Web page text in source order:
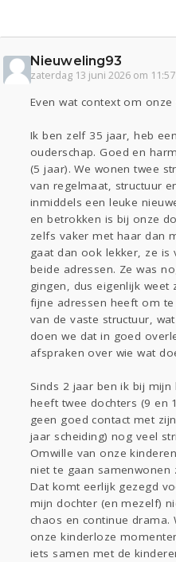
Nieuweling93
zaterdag 13 juni 2026 om 11:57
Even wat context om
Ik ben zelf 35 jaar, heb
ouderschap. Goed en
(5 jaar). We wonen twee
van regelmaat, structuur
inmiddels een leuke
en betrokken is bij onze
zelfs vaker met haar dan
gaat dan ook lekker, ze is
beide adressen. Ze was
gingen, dus eigenlijk weet
fijne adressen heeft om
van de vaste structuur,
doen we dat in goed
afspraken over wie wat
Sinds 2 jaar ben ik bij
heeft twee dochters (9 en
geen goed contact met
jaar scheiding) nog veel
Omwille van onze
niet te gaan samenwonen
Dat komt eerlijk gezegd
mijn dochter (en mezelf)
chaos en continue drama.
onze kinderloze
iets samen met de